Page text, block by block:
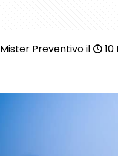
Mister Preventivoil 10